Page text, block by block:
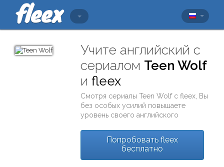
Учите английский с
сериалом Teen Wolf
иfleex
Смотря сериалыTeen Wolfсfleex , Вы
без особых усилий повышаете
уровень своего английского
Попробовать fleex
бесплатно